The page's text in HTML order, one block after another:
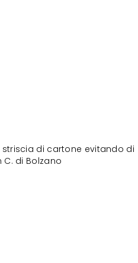
di cartone evitando di
di Bolzano